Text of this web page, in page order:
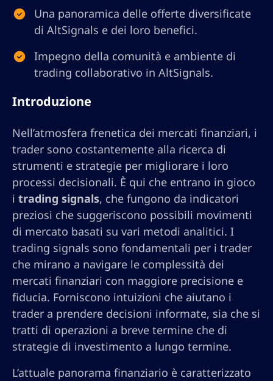
Una panoramica delle offerte diversificate
di AltSignals e dei loro benefici.
Impegno della comunità e ambiente di
trading collaborativo in AltSignals.
Introduzione
Nell’atmosfera frenetica dei mercati finanziari, i
trader sono costantemente alla ricerca di
strumenti e strategie per migliorare i loro
processi decisionali. È qui che entrano in gioco
i trading signals, che fungono da indicatori
preziosi che suggeriscono possibili movimenti
di mercato basati su vari metodi analitici. I
trading signals sono fondamentali per i trader
che mirano a navigare le complessità dei
mercati finanziari con maggiore precisione e
fiducia. Forniscono intuizioni che aiutano i
trader a prendere decisioni informate, sia che si
tratti di operazioni a breve termine che di
strategie di investimento a lungo termine.
L’attuale panorama finanziario è caratterizzato